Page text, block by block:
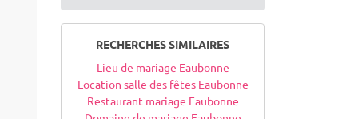
RECHERCHES SIMILAIRES
Lieu de mariage Eaubonne
Location salle des fêtes Eaubonne
Restaurant mariage Eaubonne